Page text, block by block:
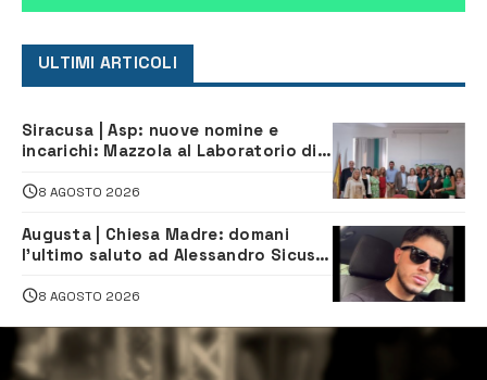
ULTIMI ARTICOLI
Siracusa | Asp: nuove nomine e
incarichi: Mazzola al Laboratorio di
Servizio Legale
8 AGOSTO 2026
Augusta | Chiesa Madre: domani
l’ultimo saluto ad Alessandro Sicuso,
8 AGOSTO 2026